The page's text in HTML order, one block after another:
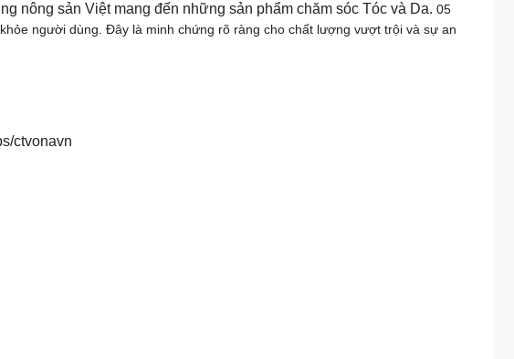
nông sản Việt mang đến những sản phẩm chăm sóc Tóc và Da. 05
người dùng. Đây là minh chứng rõ ràng cho chất lượng vượt trội và sự an
ctvonavn